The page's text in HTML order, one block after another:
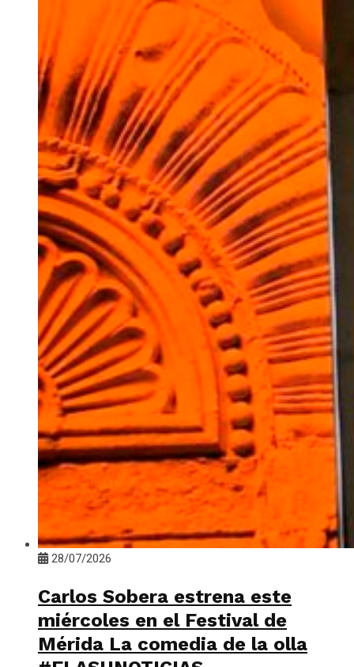
28/07/2026
Carlos Sobera estrena este
miércoles en el Festival de
Mérida La comedia de la olla